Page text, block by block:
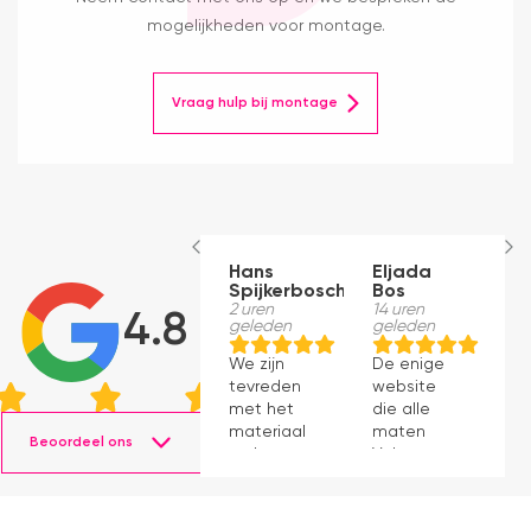
mogelijkheden voor montage.
Vraag hulp bij montage
4.8
Beoordeel ons
Hans
Spijkerbosch
2 uren
geleden
We zijn
tevreden
met het
materiaal
Eljada
Bos
14 uren
geleden
De enige
website
die alle
maten